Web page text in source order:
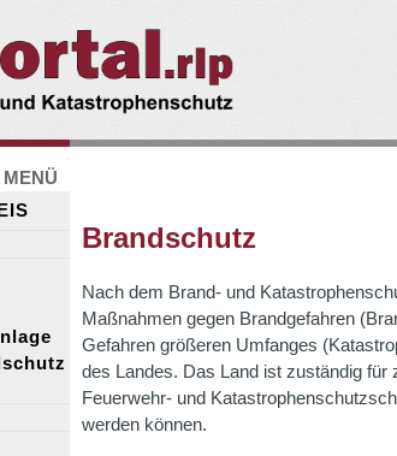
Brandschutz
Nach dem Brand- und
Maßnahmen gegen Brandgefahren
Gefahren größeren Umfanges
des Landes. Das Land ist zuständig für
Feuerwehr- und
werden können.
MENÜ